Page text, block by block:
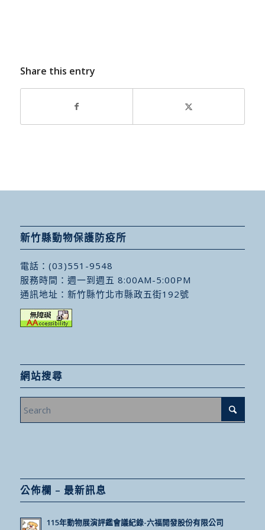
Share this entry
新竹縣動物保護防疫所
電話： (03)551-9548
服務時間：週一到週五 8:00AM-5:00PM
通訊地址： 新竹縣竹北市縣政五街192號
網站搜尋
公佈欄 – 最新訊息
115年動物展演評鑑會議紀錄-六福開發股份有限公司